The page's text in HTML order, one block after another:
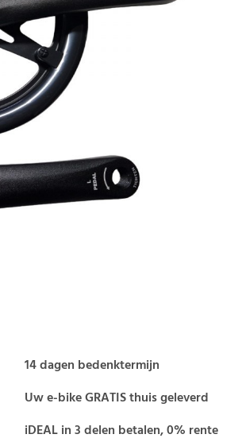
14 dagen bedenktermijn
Uw e-bike GRATIS thuis geleverd
iDEAL in 3 delen betalen, 0% rente